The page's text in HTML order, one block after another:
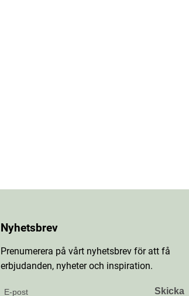
Nyhetsbrev
Prenumerera på vårt nyhetsbrev för att få
erbjudanden, nyheter och inspiration.